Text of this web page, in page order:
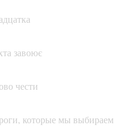
завоює
чести
которые мы выбираем